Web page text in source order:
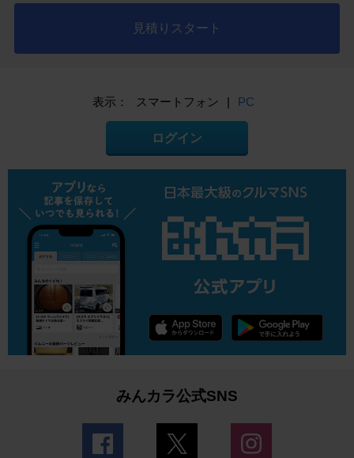
見積りスタート
表示： スマートフォン PC
ログイン
みんカラ公式SNS